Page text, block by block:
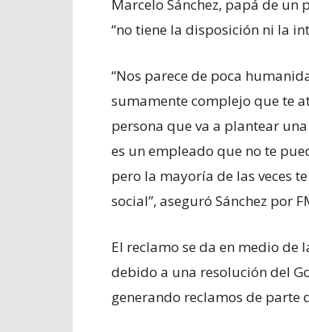
Marcelo Sánchez, papá de
“no tiene la disposición ni la
“Nos parece de poca
sumamente complejo que te
persona que va a plantear
es un empleado que no te
pero la mayoría de las veces
social”, aseguró Sánchez por
El reclamo se da en medio
debido a una resolución del
generando reclamos de parte